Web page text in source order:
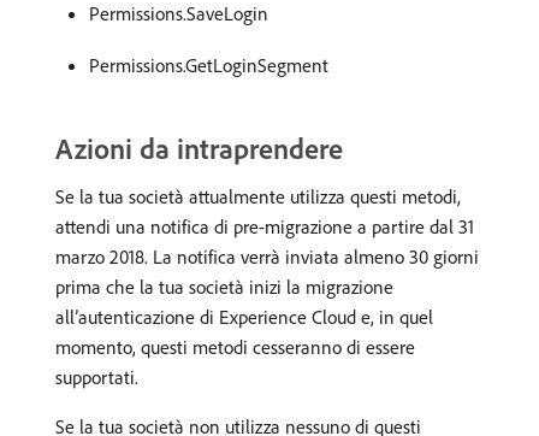
Permissions.SaveLogin
Permissions.GetLoginSegment
Azioni da intraprendere
Se la tua società attualmente utilizza questi metodi,
attendi una notifica di pre-migrazione a partire dal 31
marzo 2018. La notifica verrà inviata almeno 30 giorni
prima che la tua società inizi la migrazione
all’autenticazione di Experience Cloud e, in quel
momento, questi metodi cesseranno di essere
supportati.
Se la tua società non utilizza nessuno di questi